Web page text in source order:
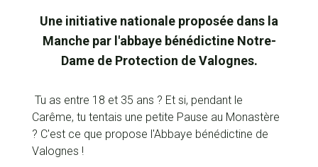
Une initiative nationale proposée dans la
Manche par l'abbaye bénédictine Notre-
Dame de Protection de Valognes.
Tu as entre 18 et 35 ans ? Et si, pendant le
Carême, tu tentais une petite Pause au Monastère
? C'est ce que propose l'Abbaye bénédictine de
Valognes !